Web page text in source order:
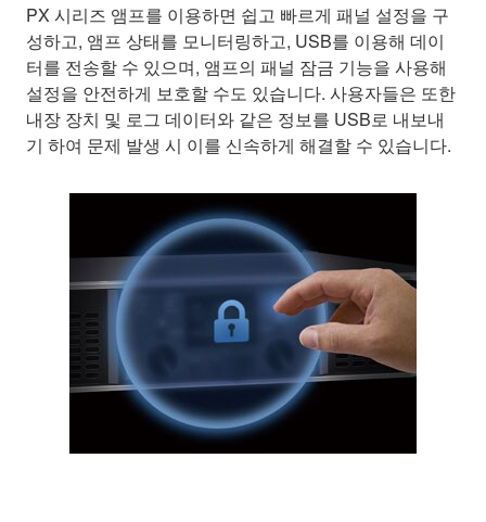
PX 시리즈 앰프를 이용하면 쉽고 빠르게 패널 설정을 구
성하고, 앰프 상태를 모니터링하고, USB를 이용해 데이
터를 전송할 수 있으며, 앰프의 패널 잠금 기능을 사용해
설정을 안전하게 보호할 수도 있습니다. 사용자들은 또한
내장 장치 및 로그 데이터와 같은 정보를 USB로 내보내
기 하여 문제 발생 시 이를 신속하게 해결할 수 있습니다.